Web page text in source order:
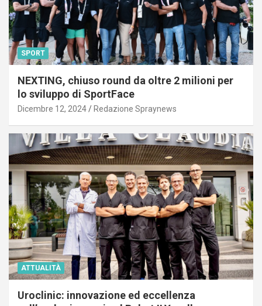
SPORT
NEXTING, chiuso round da oltre 2 milioni per
lo sviluppo di SportFace
Dicembre 12, 2024 Redazione Spraynews
ATTUALITÀ
Uroclinic: innovazione ed eccellenza